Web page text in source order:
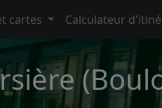
cartes Calculateur